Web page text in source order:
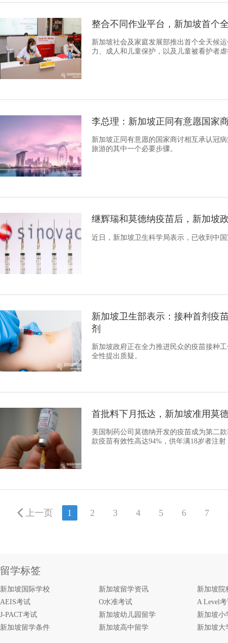
整合不同作业平台，新加坡首个
新加坡社会及家庭发展部推出首个全天候
力、成人和儿童保护，以及儿童被看护者
李总理：新加坡正同有意愿国家
新加坡正同有意愿的国家商讨相互承认冠
旅游的其中一个必要步骤。
继辉瑞和莫德纳疫苗后，新加坡
近日，新加坡卫生科学局表示，已收到中
新加坡卫生部表示：接种首剂疫
剂
新加坡政府正在全力推进民众的疫苗接种
全性提出质疑。
首批料下月抵达，新加坡准用莫
美国制药公司莫德纳开发的疫苗成为第二
款疫苗有效性高达94%，供年满18岁者注
上一页 1 2 3 4 5 6 7
留学标签
新加坡国际学校 新加坡留学资讯
新加坡院
AEIS考试
O水准考试
A Level
J-PACT考试
新加坡幼儿园留学
新加坡小
新加坡留学条件
新加坡高中留学 新加坡大